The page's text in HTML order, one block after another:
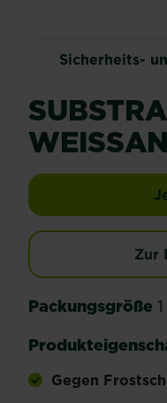
Sicherheits-
Zur
Packungsgröße
Gegen